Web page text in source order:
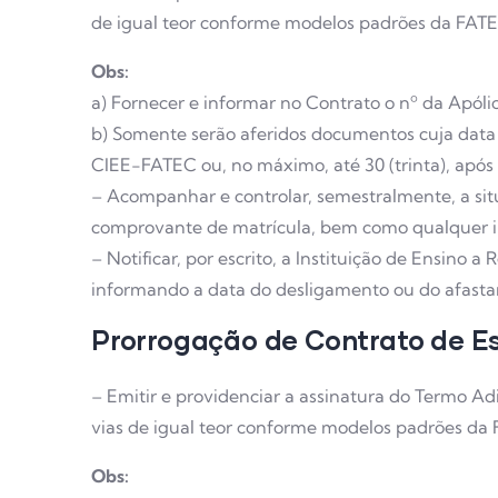
de igual teor conforme modelos padrões da
Obs:
a) Fornecer e informar no Contrato o nº da
b) Somente serão aferidos documentos cuja
CIEE-FATEC ou, no máximo, até 30 (trinta),
– Acompanhar e controlar, semestralmente, a
comprovante de matrícula, bem como
– Notificar, por escrito, a Instituição de Ensino
informando a data do desligamento ou do
Prorrogação de Contrato de
– Emitir e providenciar a assinatura do Termo
vias de igual teor conforme modelos padrões da
Obs: